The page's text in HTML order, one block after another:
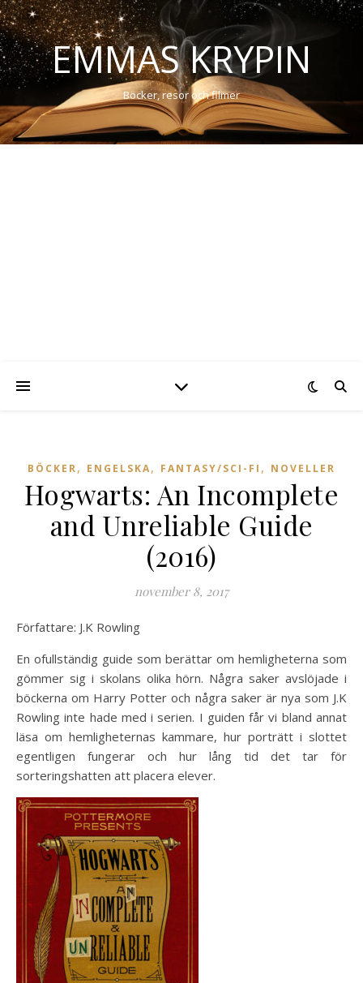
EMMAS KRYPIN
Böcker, resor och filmer
BÖCKER, ENGELSKA, FANTASY/SCI-FI , NOVELLER
Hogwarts: An Incomplete
and Unreliable Guide
(2016)
november 8, 2017
Författare: J.K Rowling
En ofullständig guide som berättar om hemligheterna som
gömmer sig i skolans olika hörn. Några saker avslöjade i
böckerna om Harry Potter och några saker är nya som J.K
Rowling inte hade med i serien. I guiden får vi bland annat
läsa om hemligheternas kammare, hur porträtt i slottet
egentligen fungerar och hur lång tid det tar för
sorteringshatten att placera elever.